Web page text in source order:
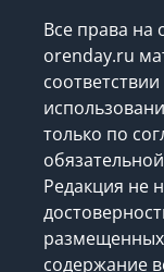
Все права на
orenday.ru
только по
Редакция не
содержание